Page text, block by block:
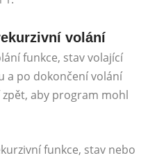
volání
funkce, stav volající
a po dokončení volání
aby program mohl
funkce, stav nebo